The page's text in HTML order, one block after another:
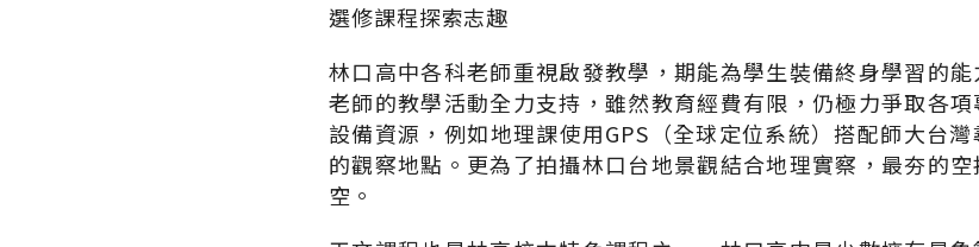
選修課程探索志趣
林口高中各科老師重視啟發教學，期能為學生裝備終身學習的
老師的教學活動全力支持，雖然教育經費有限，仍極力爭取各
設備資源，例如地理課使用GPS（全球定位系統）搭配師大台
的觀察地點。更為了拍攝林口台地景觀結合地理實察，最夯的
空。